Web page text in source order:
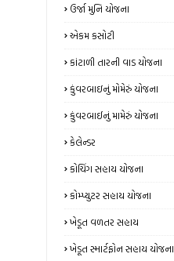
ઉર્જા મુનિ યોજના
એકમ કસોટી
કાંટાળી તારની વાડ યોજના
કુંવરબાઇનું મોમેરું યોજના
કુંવરબાઈનું મામેરું યોજના
કેલેન્ડર
કોચિંગ સહાય યોજના
કોમ્પ્યુટર સહાય યોજના
ખેડૂત વળતર સહાય
ખેડૂત સ્માર્ટફોન સહાય યોજના